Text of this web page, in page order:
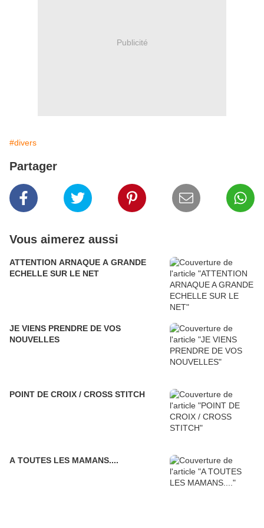
Publicité
#divers
Partager
Vous aimerez aussi
ATTENTION ARNAQUE A GRANDE
ECHELLE SUR LE NET
JE VIENS PRENDRE DE VOS
NOUVELLES
POINT DE CROIX / CROSS STITCH
A TOUTES LES MAMANS....